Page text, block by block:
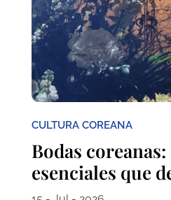
CULTURA COREANA
Bodas coreanas:
esenciales que